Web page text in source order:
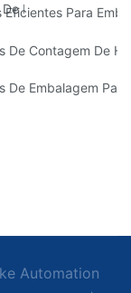
Parafusos Para
Eficientes Para
Para
De Contagem De
Parafusos: A
De Embalagem
Automation